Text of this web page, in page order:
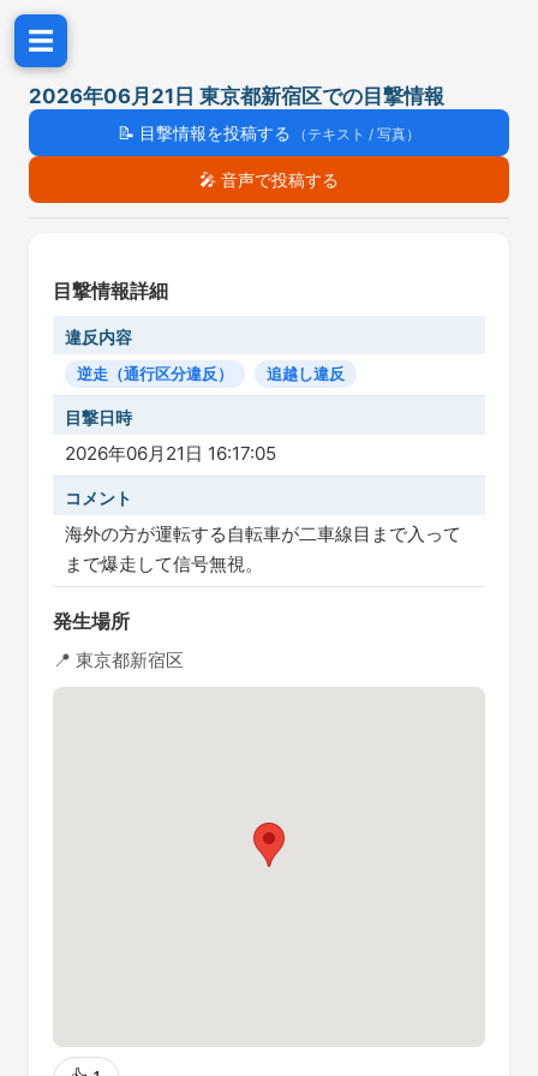
☰
2026年06月21日 東京都新宿区での目撃情報
📝 目撃情報を投稿する （テキスト / 写真）
🎤 音声で投稿する
目撃情報詳細
違反内容
逆走（通行区分違反） 追越し違反
目撃日時
2026年06月21日 16:17:05
コメント
海外の方が運転する自転車が二車線目まで入って
まで爆走して信号無視。
発生場所
📍 東京都新宿区